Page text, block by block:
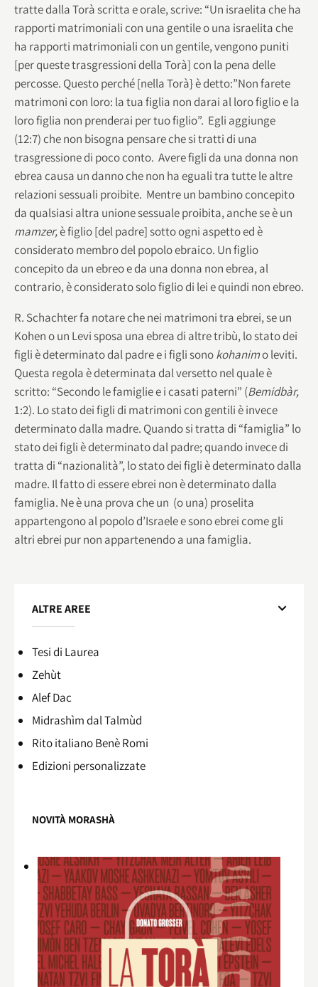
tratte dalla Torà scritta e orale, scrive: “Un israelita che ha
rapporti matrimoniali con una gentile o una israelita che
ha rapporti matrimoniali con un gentile, vengono puniti
[per queste trasgressioni della Torà] con la pena delle
percosse. Questo perché [nella Torà} è detto:”Non farete
matrimoni con loro: la tua figlia non darai al loro figlio e la
loro figlia non prenderai per tuo figlio”. Egli aggiunge
(12:7) che non bisogna pensare che si tratti di una
trasgressione di poco conto. Avere figli da una donna non
ebrea causa un danno che non ha eguali tra tutte le altre
relazioni sessuali proibite. Mentre un bambino concepito
da qualsiasi altra unione sessuale proibita, anche se è un
mamzer,è figlio [del padre] sotto ogni aspetto ed è
considerato membro del popolo ebraico. Un figlio
concepito da un ebreo e da una donna non ebrea, al
contrario, è considerato solo figlio di lei e quindi non ebreo.
R. Schachter fa notare che nei matrimoni tra ebrei, se un
Kohen o un Levi sposa una ebrea di altre tribù, lo stato dei
figli è determinato dal padre e i figli sonokohanimo leviti.
Questa regola è determinata dal versetto nel quale è
scritto: “Secondo le famiglie e i casati paterni” (Bemidbàr,
1:2). Lo stato dei figli di matrimoni con gentili è invece
determinato dalla madre. Quando si tratta di “famiglia” lo
stato dei figli è determinato dal padre; quando invece di
tratta di “nazionalità”, lo stato dei figli è determinato dalla
madre. Il fatto di essere ebrei non è determinato dalla
famiglia. Ne è una prova che un (o una) proselita
appartengono al popolo d’Israele e sono ebrei come gli
altri ebrei pur non appartenendo a una famiglia.
ALTRE AREE
Tesi di Laurea
Zehùt
Alef Dac
Midrashìm dal Talmùd
Rito italiano Benè Romi​
Edizioni personalizzate
NOVITÀ MORASHÀ